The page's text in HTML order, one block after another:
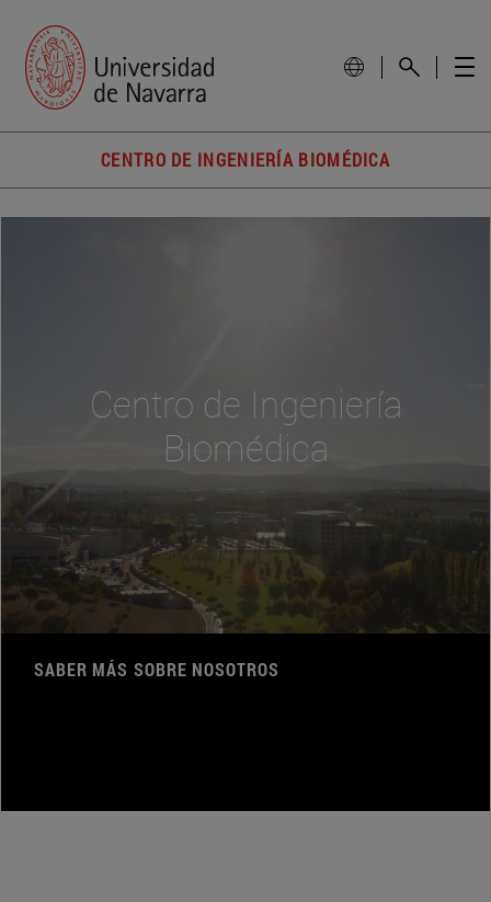
CENTRO DE INGENIERÍA BIOMÉDICA
Centro de Ingeniería
Biomédica
SABER MÁS SOBRE NOSOTROS